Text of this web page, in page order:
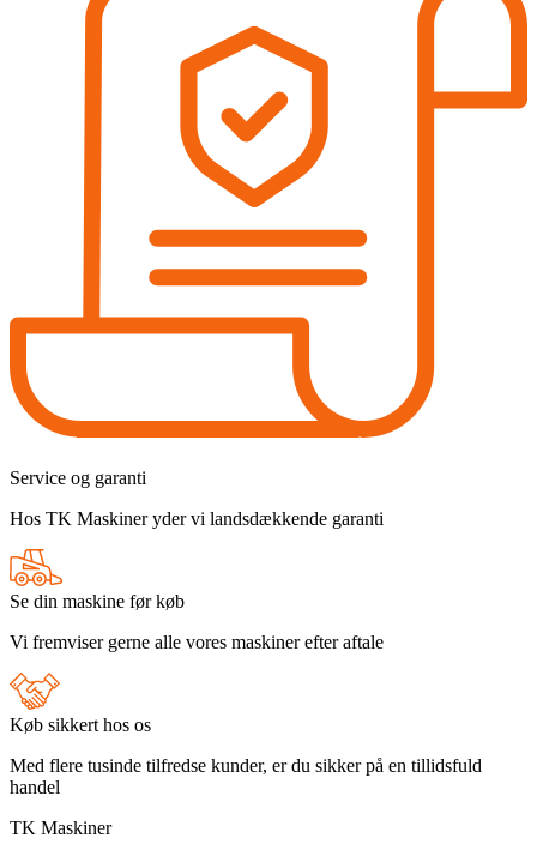
Service og garanti
Hos TK Maskiner yder vi landsdækkende garanti
Se din maskine før køb
Vi fremviser gerne alle vores maskiner efter aftale
Køb sikkert hos os
Med flere tusinde tilfredse kunder, er du sikker på en tillidsfuld
handel
TK Maskiner